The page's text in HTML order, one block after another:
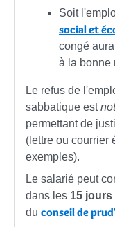
Soit
social et
congé
à la bonne
Le refus de
sabbatique est
permettant de
(lettre ou courrier
exemples).
Le salarié peut
dans les 15 jours
du conseil de